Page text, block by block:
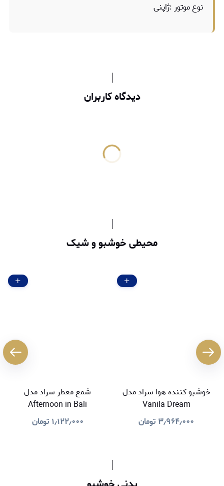
نوع موتور :ژاپنی
دیدگاه کاربران
محیطی خوشبو و شیک
خوشبو کننده هوا سراد مدل
Vanila Dream
۳٫۹۶۴٫۰۰۰ تومان
شمع معطر سراد مدل
Afternoon in Bali
۱٫۱۲۲٫۰۰۰ تومان